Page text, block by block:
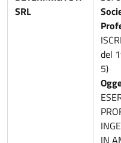
SRL
del
5)
IN